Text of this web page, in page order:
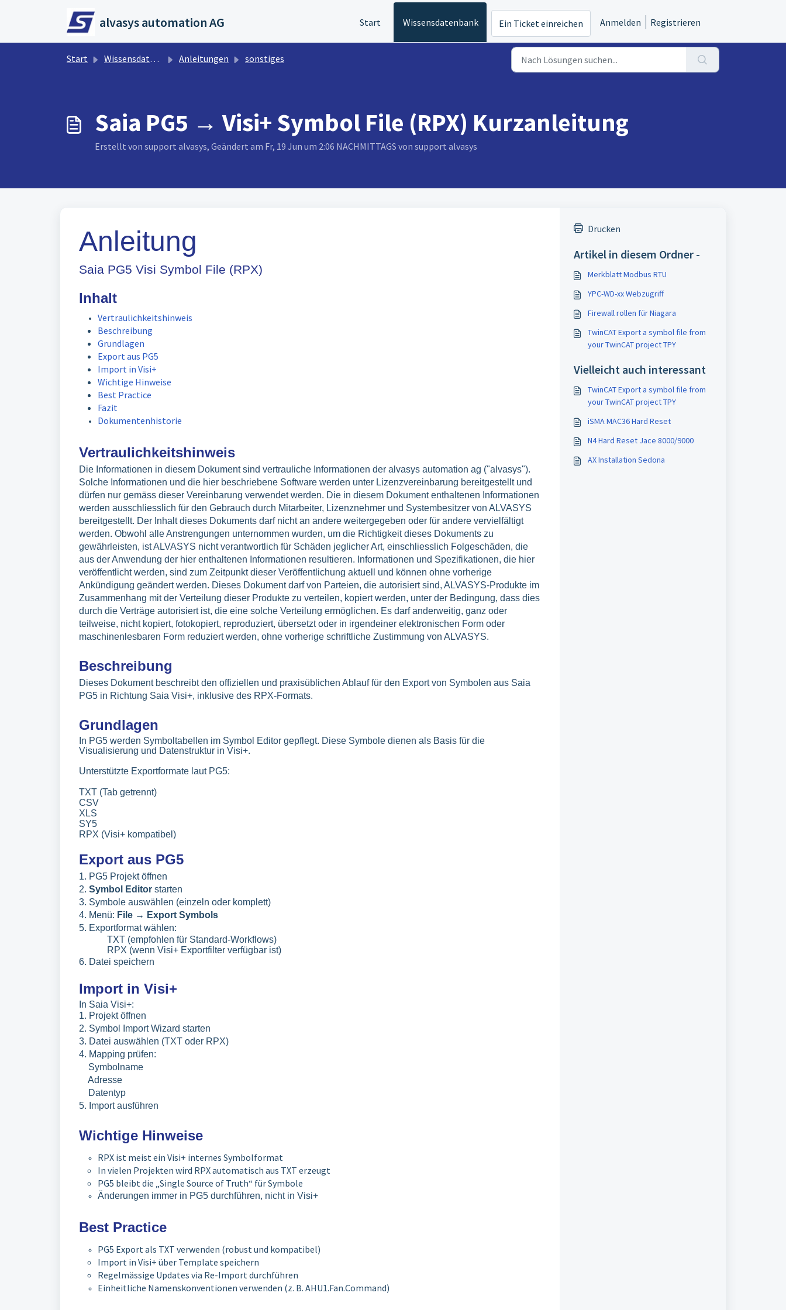
alvasys automation AG Start Wissensdatenbank Ein Ticket einreichen Anmelden Registrieren
Start Wissensdatenbank Anleitungen sonstiges
Saia PG5 → Visi+ Symbol File (RPX) Kurzanleitung
Erstellt von support alvasys, Geändert am Fr, 19 Jun um 2:06 NACHMITTAGS von support alvasys
Anleitung
Saia PG5 Visi Symbol File (RPX)
Inhalt
Vertraulichkeitshinweis
Beschreibung
Grundlagen
Export aus PG5
Import in Visi+
Wichtige Hinweise
Best Practice
Fazit
Dokumentenhistorie
Vertraulichkeitshinweis
Die Informationen in diesem Dokument sind vertrauliche Informationen der alvasys automation ag ("alvasys").
Solche Informationen und die hier beschriebene Software werden unter Lizenzvereinbarung bereitgestellt und
dürfen nur gemäss dieser Vereinbarung verwendet werden. Die in diesem Dokument enthaltenen Informationen
werden ausschliesslich für den Gebrauch durch Mitarbeiter, Lizenznehmer und Systembesitzer von ALVASYS
bereitgestellt. Der Inhalt dieses Dokuments darf nicht an andere weitergegeben oder für andere vervielfältigt
werden. Obwohl alle Anstrengungen unternommen wurden, um die Richtigkeit dieses Dokuments zu
gewährleisten, ist ALVASYS nicht verantwortlich für Schäden jeglicher Art, einschliesslich Folgeschäden, die
aus der Anwendung der hier enthaltenen Informationen resultieren. Informationen und Spezifikationen, die hier
veröffentlicht werden, sind zum Zeitpunkt dieser Veröffentlichung aktuell und können ohne vorherige
Ankündigung geändert werden. Dieses Dokument darf von Parteien, die autorisiert sind, ALVASYS-Produkte im
Zusammenhang mit der Verteilung dieser Produkte zu verteilen, kopiert werden, unter der Bedingung, dass dies
durch die Verträge autorisiert ist, die eine solche Verteilung ermöglichen. Es darf anderweitig, ganz oder
teilweise, nicht kopiert, fotokopiert, reproduziert, übersetzt oder in irgendeiner elektronischen Form oder
maschinenlesbaren Form reduziert werden, ohne vorherige schriftliche Zustimmung von ALVASYS.
Beschreibung
Dieses Dokument beschreibt den offiziellen und praxisüblichen Ablauf für den Export von Symbolen aus Saia
PG5 in Richtung Saia Visi+, inklusive des RPX-Formats.
Grundlagen
In PG5 werden Symboltabellen im Symbol Editor gepflegt. Diese Symbole dienen als Basis für die
Visualisierung und Datenstruktur in Visi+.
Unterstützte Exportformate laut PG5:
TXT (Tab getrennt)
CSV
XLS
SY5
RPX (Visi+ kompatibel)
Export aus PG5
1. PG5 Projekt öffnen
2. Symbol Editor starten
3. Symbole auswählen (einzeln oder komplett)
4. Menü: File → Export Symbols
5. Exportformat wählen:
TXT (empfohlen für Standard-Workflows)
RPX (wenn Visi+ Exportfilter verfügbar ist)
6. Datei speichern
Import in Visi+
In Saia Visi+:
1. Projekt öffnen
2. Symbol Import Wizard starten
3. Datei auswählen (TXT oder RPX)
4. Mapping prüfen:
Symbolname
Adresse
Datentyp
5. Import ausführen
Wichtige Hinweise
RPX ist meist ein Visi+ internes Symbolformat
In vielen Projekten wird RPX automatisch aus TXT erzeugt
PG5 bleibt die „Single Source of Truth“ für Symbole
Änderungen immer in PG5 durchführen, nicht in Visi+
Best Practice
PG5 Export als TXT verwenden (robust und kompatibel)
Import in Visi+ über Template speichern
Regelmässige Updates via Re-Import durchführen
Einheitliche Namenskonventionen verwenden (z. B. AHU1.Fan.Command)
Drucken
Artikel in diesem Ordner -
Merkblatt Modbus RTU
YPC-WD-xx Webzugriff
Firewall rollen für Niagara
TwinCAT Export a symbol file from
your TwinCAT project TPY
Vielleicht auch interessant
TwinCAT Export a symbol file from
your TwinCAT project TPY
iSMA MAC36 Hard Reset
N4 Hard Reset Jace 8000/9000
AX Installation Sedona